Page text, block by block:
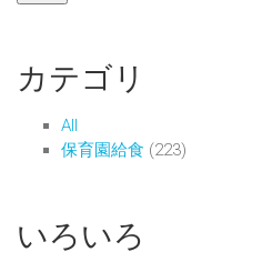
カテゴリ
All
保育園給食 (223)
いろいろ